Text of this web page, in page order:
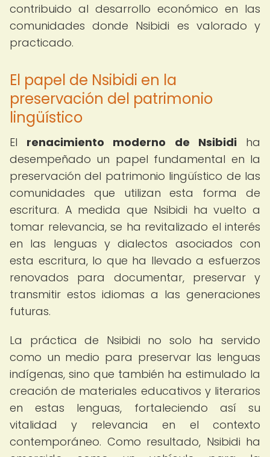
contribuido al desarrollo económico en las
comunidades donde Nsibidi es valorado y
practicado.
El papel de Nsibidi en la
preservación del patrimonio
lingüístico
El renacimiento moderno de Nsibidiha
desempeñado un papel fundamental en la
preservación del patrimonio lingüístico de las
comunidades que utilizan esta forma de
escritura. A medida que Nsibidi ha vuelto a
tomar relevancia, se ha revitalizado el interés
en las lenguas y dialectos asociados con
esta escritura, lo que ha llevado a esfuerzos
renovados para documentar, preservar y
transmitir estos idiomas a las generaciones
futuras.
La práctica de Nsibidi no solo ha servido
como un medio para preservar las lenguas
indígenas, sino que también ha estimulado la
creación de materiales educativos y literarios
en estas lenguas, fortaleciendo así su
vitalidad y relevancia en el contexto
contemporáneo. Como resultado, Nsibidi ha